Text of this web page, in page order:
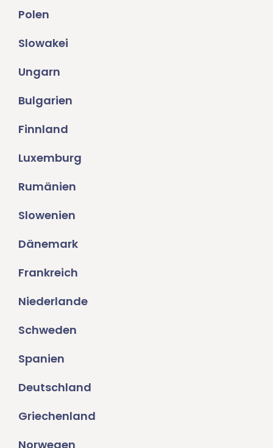
Polen
Slowakei
Ungarn
Bulgarien
Finnland
Luxemburg
Rumänien
Slowenien
Dänemark
Frankreich
Niederlande
Schweden
Spanien
Deutschland
Griechenland
Norwegen